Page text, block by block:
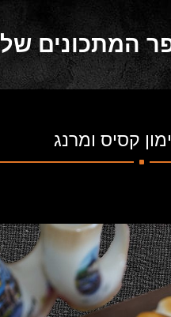
המתכונים של
קסיס ומרנג.